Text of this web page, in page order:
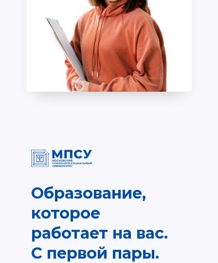
Образование,
которое
работает на вас.
С первой пары.